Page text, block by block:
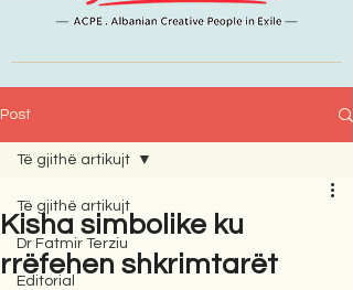
Post
Të gjithë artikujt
Dr Fatmir Terziu
Editorial
Të gjithë artikujt
Kisha simbolike ku
rrëfehen shkrimtarët